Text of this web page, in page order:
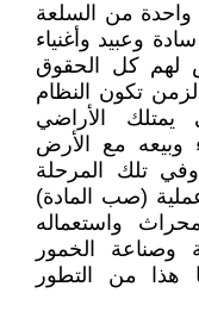
من السلعة
وعبيد وأغنياء
لهم كل الحقوق
تكون النظام
يمتلك الأراضي
وبيعه مع الأرض
تلك المرحلة
(صب المادة)
واستعماله
وصناعة الخمور
هذا من التطور